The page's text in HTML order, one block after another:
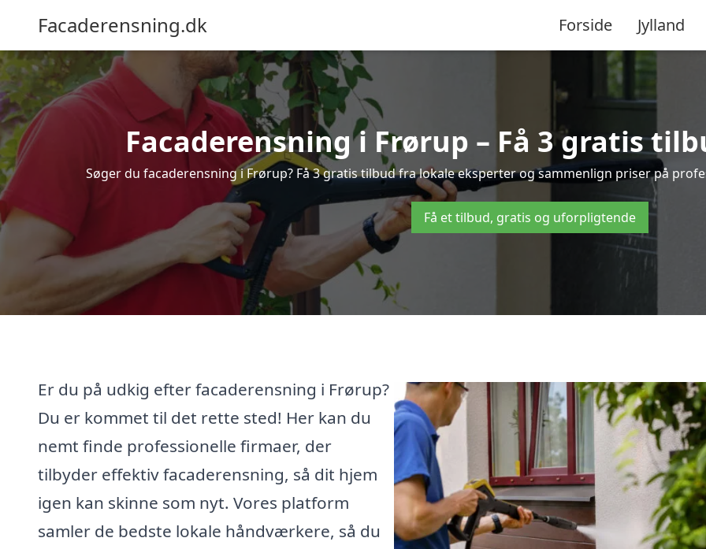
Facaderensning.dk Forside Jylland
Facaderensning i Frørup – Få 3 gratis
Søger du facaderensning i Frørup? Få 3 gratis tilbud fra lokale eksperter og sammenlign priser på
Få et tilbud, gratis og uforpligtende
Er du på udkig efter facaderensning i Frørup?
Du er kommet til det rette sted! Her kan du
nemt finde professionelle firmaer, der
tilbyder effektiv facaderensning, så dit hjem
igen kan skinne som nyt. Vores platform
samler de bedste lokale håndværkere, så du